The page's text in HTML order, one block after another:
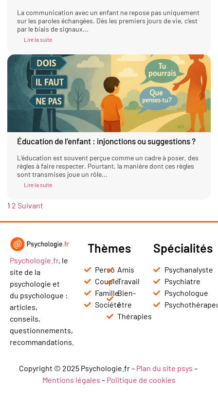
La communication avec un enfant ne repose pas uniquement
sur les paroles échangées. Dès les premiers jours de vie, c’est
par le biais de signaux...
Lire la suite
Éducation de l’enfant : injonctions ou suggestions ?
L’éducation est souvent perçue comme un cadre à poser, des
règles à faire respecter. Pourtant, la manière dont ces règles
sont transmises joue un rôle...
Lire la suite
1 2 Suivant
Psychologie.fr, le
site de la
psychologie et
du psychologue :
articles,
conseils,
questionnements,
recommandations.
Thèmes
Perso
Couple
Famille
Société
Amis
Travail
Bien-
être
Thérapies
Spécialités
Psychanalyste
Psychiatre
Psychologue
Copyright © 2025 Psychologie.fr – Plan du site psys –
Mentions légales – Politique de cookies